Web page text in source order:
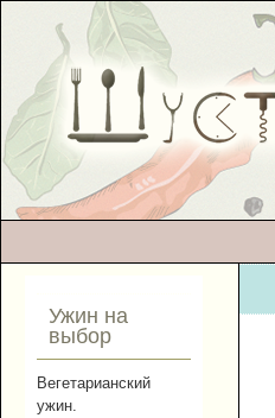
Ужин на
выбор
Вегетарианский
ужин.